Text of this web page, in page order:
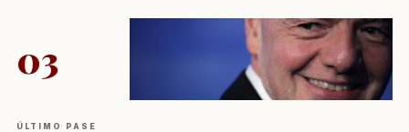
03
ÚLTIMO PASE